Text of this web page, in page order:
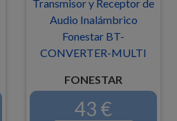
Transmisor y Receptor de
Audio Inalámbrico
Fonestar BT-
CONVERTER-MULTI
FONESTAR
43 €